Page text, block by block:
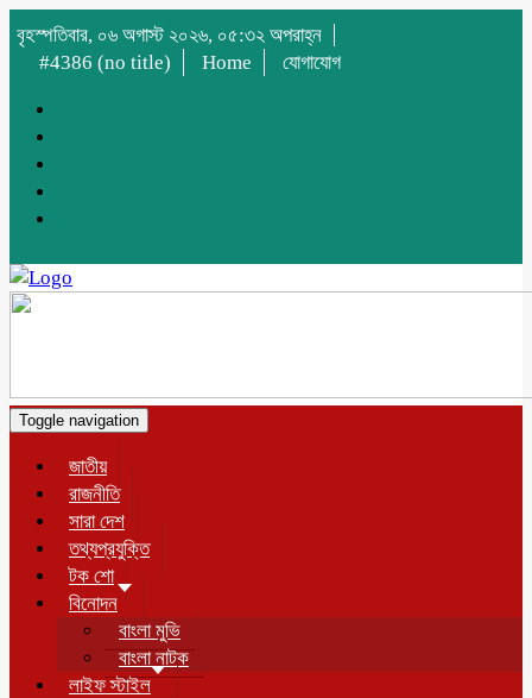
বৃহস্পতিবার, ০৬ অগাস্ট ২০২৬, ০৫:৩২ অপরাহ্ন
#4386 (no title)
Home যোগাযোগ
Toggle navigation
জাতীয়
রাজনীতি
সারা দেশ
তথ্যপ্রযুক্তি
টক শো
বিনোদন
বাংলা মুভি
বাংলা নাটক
লাইফ স্টাইল